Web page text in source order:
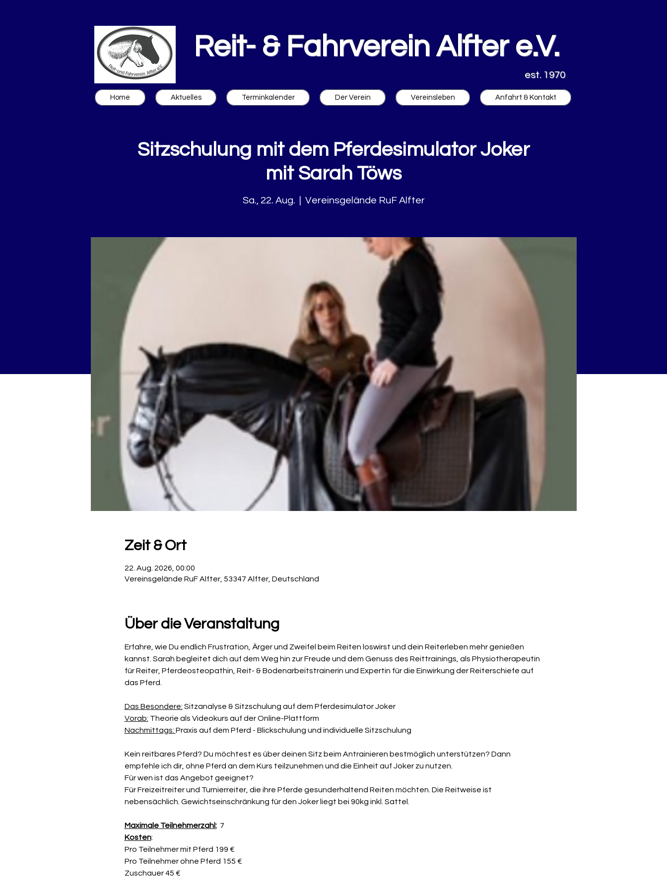
Reit- & Fahrverein Alfter e.V.
est. 1970
Home Aktuelles Terminkalender Der Verein Vereinsleben Anfahrt & Kontakt
Sitzschulung mit dem Pferdesimulator Joker
mit Sarah Töws
Sa., 22. Aug. Vereinsgelände RuF Alfter
Zeit & Ort
22. Aug. 2026, 00:00
Vereinsgelände RuF Alfter, 53347 Alfter, Deutschland
Über die Veranstaltung
Erfahre, wie Du endlich Frustration, Ärger und Zweifel beim Reiten loswirst und dein Reiterleben mehr genießen
kannst. Sarah begleitet dich auf dem Weg hin zur Freude und dem Genuss des Reittrainings, als Physiotherapeutin
für Reiter, Pferdeosteopathin, Reit- & Bodenarbeitstrainerin und Expertin für die Einwirkung der Reiterschiefe auf
das Pferd.
Das Besondere: Sitzanalyse & Sitzschulung auf dem Pferdesimulator Joker
Vorab: Theorie als Videokurs auf der Online-Plattform
Nachmittags: Praxis auf dem Pferd - Blickschulung und individuelle Sitzschulung
Kein reitbares Pferd? Du möchtest es über deinen Sitz beim Antrainieren bestmöglich unterstützen? Dann
empfehle ich dir, ohne Pferd an dem Kurs teilzunehmen und die Einheit auf Joker zu nutzen.
Für wen ist das Angebot geeignet?
Für Freizeitreiter und Turnierreiter, die ihre Pferde gesunderhaltend Reiten möchten. Die Reitweise ist
nebensächlich. Gewichtseinschränkung für den Joker liegt bei 90kg inkl. Sattel.
Maximale Teilnehmerzahl: 7
Kosten:
Pro Teilnehmer mit Pferd 199 €
Pro Teilnehmer ohne Pferd 155 €
Zuschauer 45 €